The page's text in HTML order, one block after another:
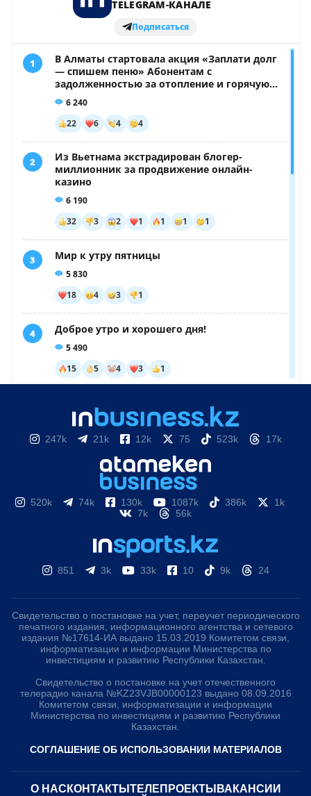
247k 21k 12k 75 523k 17k
520k 74k 130k 1087k 386k
1k
7k
56k
851 3k 33k 10 9k 24
Свидетельство о постановке на учет, переучет периодического
печатного издания, информационного агентства и сетевого
издания №17614-ИА выдано 15.03.2019 Комитетом связи,
информатизации и информации Министерства по
инвестициям и развитию Республики Казахстан.
Свидетельство о постановке на учет отечественного
телерадио канала №KZ23VJB00000123 выдано 08.09.2016
Комитетом связи, информатизации и информации
Министерства по инвестициям и развитию Республики
Казахстан.
СОГЛАШЕНИЕ ОБ ИСПОЛЬЗОВАНИИ МАТЕРИАЛОВ
О НАС КОНТАКТЫ ТЕЛЕПРОЕКТЫ ВАКАНСИИ